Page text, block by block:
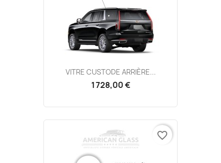
VITRE CUSTODE ARRIÈRE...
1 728,00 €
favorite_border